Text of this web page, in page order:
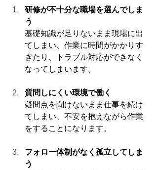
研修が不十分な職場を選んでしま
う
基礎知識が足りないまま現場に出
てしまい、作業に時間がかかりす
ぎたり、トラブル対応ができなく
なってしまいます。
質問しにくい環境で働く
疑問点を聞けないまま仕事を続け
てしまい、不安を抱えながら作業
をすることになります。
フォロー体制がなく孤立してしま
う